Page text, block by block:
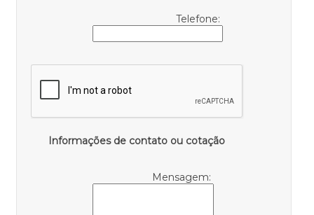
Telefone:
Informações de contato ou cotação
Mensagem: